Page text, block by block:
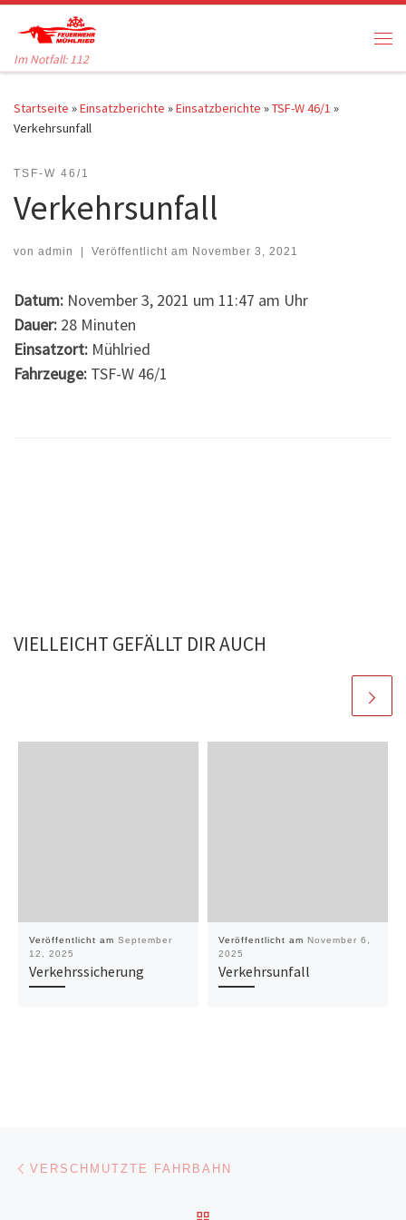
Zum Inhalt springen
Im Notfall: 112
Startseite »Einsatzberichte »Einsatzberichte »TSF-W 46/1 »
Verkehrsunfall
TSF-W 46/1
Verkehrsunfall
von admin | Veröffentlicht am November 3, 2021
Datum: November 3, 2021 um 11:47 am Uhr
Dauer: 28 Minuten
Einsatzort: Mühlried
Fahrzeuge: TSF-W 46/1
VIELLEICHT GEFÄLLT DIR AUCH
Veröffentlicht am September
12, 2025
Verkehrssicherung
Veröffentlicht am November 6,
2025
Verkehrsunfall
Beitragsnavigation
VERSCHMUTZTE FAHRBAHN